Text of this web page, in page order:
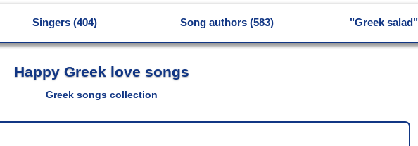
Singers (404) Song authors (583) "Greek salad"
Happy Greek love songs
Greek songs collection